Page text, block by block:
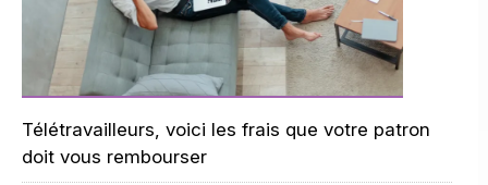
Télétravailleurs, voici les frais que votre patron
doit vous rembourser